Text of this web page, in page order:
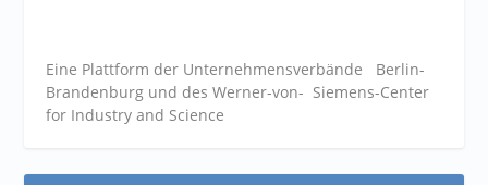
Eine Plattform der Unternehmensverbände Berlin-
Brandenburg und des Werner-von- Siemens-Center
for Industry and Science